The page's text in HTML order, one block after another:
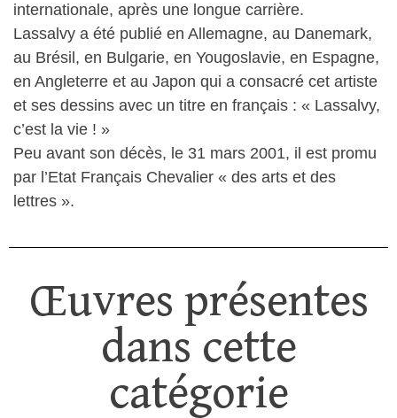
internationale, après une longue carrière.
Lassalvy a été publié en Allemagne, au Danemark,
au Brésil, en Bulgarie, en Yougoslavie, en Espagne,
en Angleterre et au Japon qui a consacré cet artiste
et ses dessins avec un titre en français : « Lassalvy,
c’est la vie ! »
Peu avant son décès, le 31 mars 2001, il est promu
par l’Etat Français Chevalier « des arts et des
lettres ».
Œuvres présentes
dans cette
catégorie